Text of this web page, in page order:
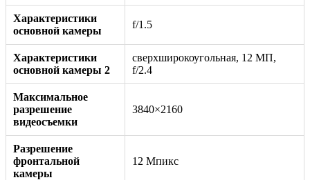
Характеристики
основной камеры
f/1.5
Характеристики
основной камеры 2
сверхширокоугольная, 12 МП,
f/2.4
Максимальное
разрешение
видеосъемки
3840×2160
Разрешение
фронтальной
камеры
12 Мпикс